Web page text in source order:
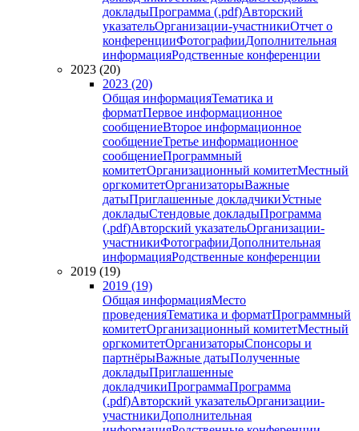
докладыПрограмма (.pdf)Авторский
указательОрганизации-участникиОтчет о
конференцииФотографииДополнительная
информацияРодственные конференции
2023 (20)
2023 (20)
Общая информацияТематика и
форматПервое информационное
сообщениеВторое информационное
сообщениеТретье информационное
сообщениеПрограммный
комитетОрганизационный комитетМестный
оргкомитетОрганизаторыВажные
датыПриглашенные докладчикиУстные
докладыСтендовые докладыПрограмма
(.pdf)Авторский указательОрганизации-
участникиФотографииДополнительная
информацияРодственные конференции
2019 (19)
2019 (19)
Общая информацияМесто
проведенияТематика и форматПрограммный
комитетОрганизационный комитетМестный
оргкомитетОрганизаторыСпонсоры и
партнёрыВажные датыПолученные
докладыПриглашенные
докладчикиПрограммаПрограмма
(.pdf)Авторский указательОрганизации-
участникиДополнительная